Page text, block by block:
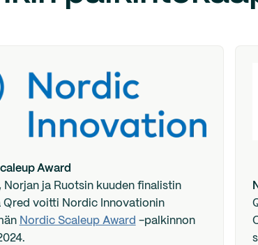
Award
Norjan ja Ruotsin kuuden finalistin
Qred voitti Nordic Innovationin
Nordic Scaleup Award -palkinnon